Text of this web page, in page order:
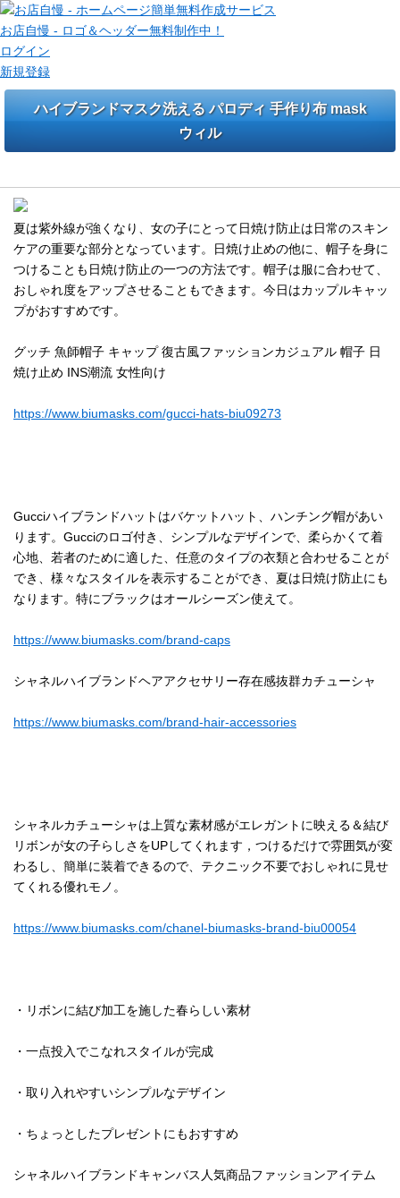
お店自慢 - ロゴ＆ヘッダー無料制作中！
ログイン
新規登録
ハイブランドマスク洗える パロディ 手作り布 mask
ウィル
夏は紫外線が強くなり、女の子にとって日焼け防止は日常のスキン
ケアの重要な部分となっています。日焼け止めの他に、帽子を身に
つけることも日焼け防止の一つの方法です。帽子は服に合わせて、
おしゃれ度をアップさせることもできます。今日はカップルキャッ
プがおすすめです。
グッチ 魚師帽子 キャップ 復古風ファッションカジュアル 帽子 日
焼け止め INS潮流 女性向け
https://www.biumasks.com/gucci-hats-biu09273
Gucciハイブランドハットはバケットハット、ハンチング帽があい
ります。Gucciのロゴ付き、シンプルなデザインで、柔らかくて着
心地、若者のために適した、任意のタイプの衣類と合わせることが
でき、様々なスタイルを表示することができ、夏は日焼け防止にも
なります。特にブラックはオールシーズン使えて。
https://www.biumasks.com/brand-caps
シャネルハイブランドヘアアクセサリー存在感抜群カチューシャ
https://www.biumasks.com/brand-hair-accessories
シャネルカチューシャは上質な素材感がエレガントに映える＆結び
リボンが女の子らしさをUPしてくれます，つけるだけで雰囲気が変
わるし、簡単に装着できるので、テクニック不要でおしゃれに見せ
てくれる優れモノ。
https://www.biumasks.com/chanel-biumasks-brand-biu00054
・リボンに結び加工を施した春らしい素材
・一点投入でこなれスタイルが完成
・取り入れやすいシンプルなデザイン
・ちょっとしたプレゼントにもおすすめ
シャネルハイブランドキャンバス人気商品ファッションアイテム